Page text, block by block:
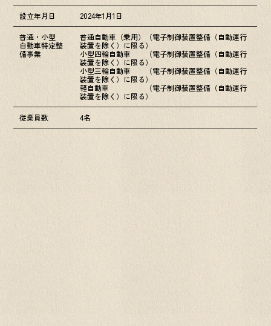
設立年月日 2024年1月1日
普通・小型
自動車特定整
備事業
普通自動車（乗用）（電子制御装置整備（自動運行
装置を除く）に限る）
小型四輪自動車 （電子制御装置整備（自動運行
装置を除く）に限る）
小型三輪自動車 （電子制御装置整備（自動運行
装置を除く）に限る）
軽自動車 （電子制御装置整備（自動運行
装置を除く）に限る）
従業員数 4名